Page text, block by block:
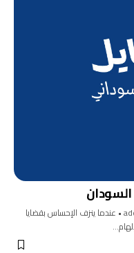
عادل محجوب على adelmhjoubali49@gmail.com • عندما ينزف الإحساس بقضايا